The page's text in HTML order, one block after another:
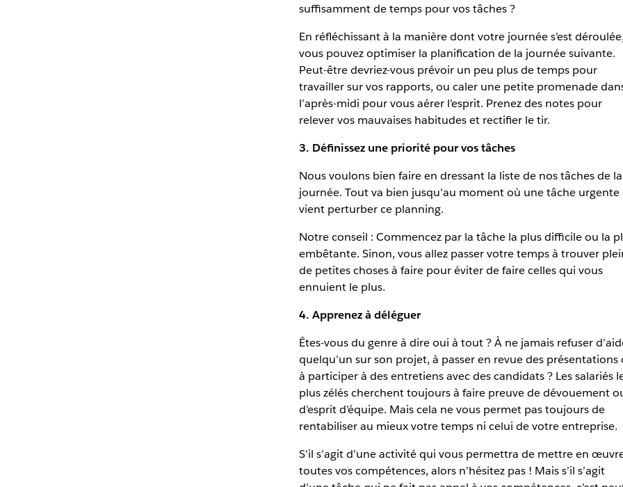
suffisamment de temps pour vos tâches ?
En réfléchissant à la manière dont votre journée s’est
vous pouvez optimiser la planification de la journée suivante.
Peut-être devriez-vous prévoir un peu plus de temps pour
travailler sur vos rapports, ou caler une petite promenade
l’après-midi pour vous aérer l’esprit. Prenez des notes pour
relever vos mauvaises habitudes et rectifier le tir.
3. Définissez une priorité pour vos tâches
Nous voulons bien faire en dressant la liste de nos tâches de la
journée. Tout va bien jusqu’au moment où une tâche urgente
vient perturber ce planning.
Notre conseil : Commencez par la tâche la plus difficile ou la
embêtante. Sinon, vous allez passer votre temps à trouver
de petites choses à faire pour éviter de faire celles qui vous
ennuient le plus.
4. Apprenez à déléguer
Êtes-vous du genre à dire oui à tout ? À ne jamais refuser
quelqu’un sur son projet, à passer en revue des présentations
à participer à des entretiens avec des candidats ? Les salariés
plus zélés cherchent toujours à faire preuve de dévouement
d’esprit d’équipe. Mais cela ne vous permet pas toujours de
rentabiliser au mieux votre temps ni celui de votre entreprise.
S’il s’agit d’une activité qui vous permettra de mettre en
toutes vos compétences, alors n’hésitez pas ! Mais s’il s’agit